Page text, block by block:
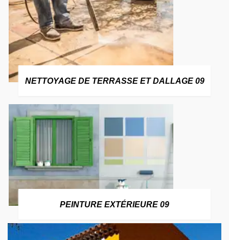
NETTOYAGE DE TERRASSE ET DALLAGE 09
PEINTURE EXTÉRIEURE 09